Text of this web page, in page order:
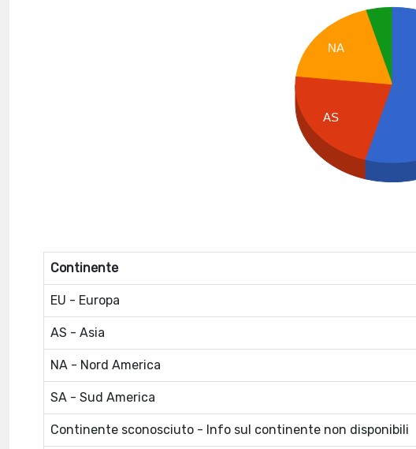
NA
AS
Continente
EU - Europa
AS - Asia
NA - Nord America
SA - Sud America
Continente sconosciuto - Info sul continente non disponibili